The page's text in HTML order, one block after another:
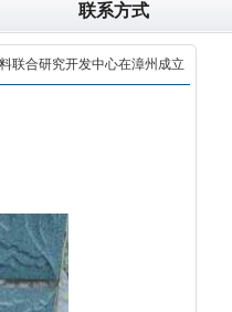
联系方式
联合研究开发中心在漳州成立